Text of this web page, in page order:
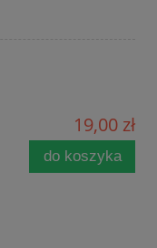
19,00 zł
do koszyka